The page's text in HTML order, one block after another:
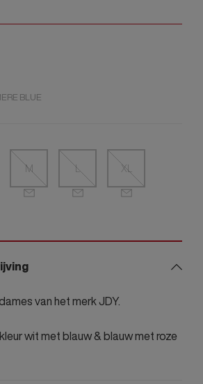
BLUE
M L XL
van het merk JDY.
wit met blauw & blauw met roze